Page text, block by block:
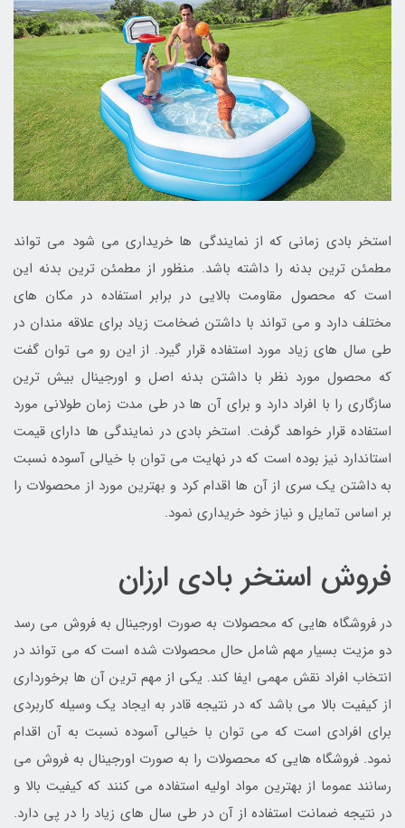
استخر بادی زمانی که از نمایندگی ها خریداری می شود می تواند
مطمئن ترین بدنه را داشته باشد. منظور از مطمئن ترین بدنه این
است که محصول مقاومت بالایی در برابر استفاده در مکان های
مختلف دارد و می تواند با داشتن ضخامت زیاد برای علاقه مندان در
طی سال های زیاد مورد استفاده قرار گیرد. از این رو می توان گفت
که محصول مورد نظر با داشتن بدنه اصل و اورجینال بیش ترین
سازگاری را با افراد دارد و برای آن ها در طی مدت زمان طولانی مورد
استفاده قرار خواهد گرفت. استخر بادی در نمایندگی ها دارای قیمت
استاندارد نیز بوده است که در نهایت می توان با خیالی آسوده نسبت
به داشتن یک سری از آن ها اقدام کرد و بهترین مورد از محصولات را
بر اساس تمایل و نیاز خود خریداری نمود.
فروش استخر بادی ارزان
در فروشگاه هایی که محصولات به صورت اورجینال به فروش می رسد
دو مزیت بسیار مهم شامل حال محصولات شده است که می تواند در
انتخاب افراد نقش مهمی ایفا کند. یکی از مهم ترین آن ها برخورداری
از کیفیت بالا می باشد که در نتیجه قادر به ایجاد یک وسیله کاربردی
برای افرادی است که می توان با خیالی آسوده نسبت به آن اقدام
نمود. فروشگاه هایی که محصولات را به صورت اورجینال به فروش می
رسانند عموما از بهترین مواد اولیه استفاده می کنند که کیفیت بالا و
در نتیجه ضمانت استفاده از آن در طی سال های زیاد را در پی دارد.